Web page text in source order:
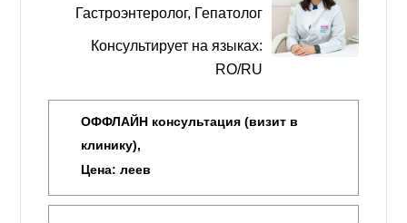
ОФФЛАЙН консультация (визит в
клинику),
Цена: леев
Гастроэнтеролог, Гепатолог
Консультирует на языках:
RO/RU